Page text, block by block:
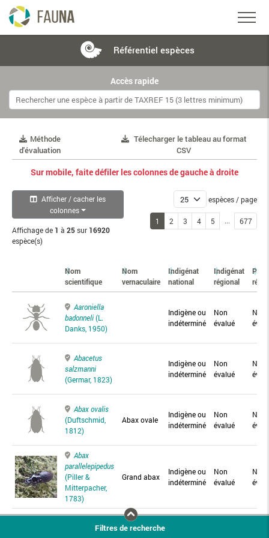
Référentiel espèces
Accès rapide
Méthode
d'évaluation
Télecharger le tableau au format
CSV
Sur mobile, faite défiler les colonnes de gauche à droite
Afficher / cacher les
colonnes
Affichage de 1 à 25sur 16920
espèce(s)
espèces / page
1 2 3 4 5 ... 677
Nom
scientifique
Nom
vernaculaire
Indigénat
national
Indigénat
régional
Aaroniella
badonneli(L.
Danks, 1950)
Indigène ou
indéterminé
Non
évalué
Non
Abacetus
salzmanni
(Germar, 1823)
Indigène ou
indéterminé
Non
évalué
Non
Abax ovalis
(Duftschmid,
1812)
Abax ovale
Indigène ou
indéterminé
Non
évalué
Non
Abax
parallelepipedus
(Piller &
Mitterpacher,
1783)
Grand abax
Indigène ou
indéterminé
Non
évalué
Non
Abax
Abax
Filtres de recherche